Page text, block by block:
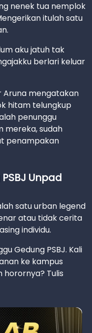
nenek tua nemplok
itulah satu
aku jatuh tak
berlari keluar
Aruna mengatakan
hitam telungkup
penunggu
mereka, sudah
penampakan
Unpad
satu urban legend
atau tidak cerita
individu.
Gedung PSBJ. Kali
ke kampus
horornya? Tulis